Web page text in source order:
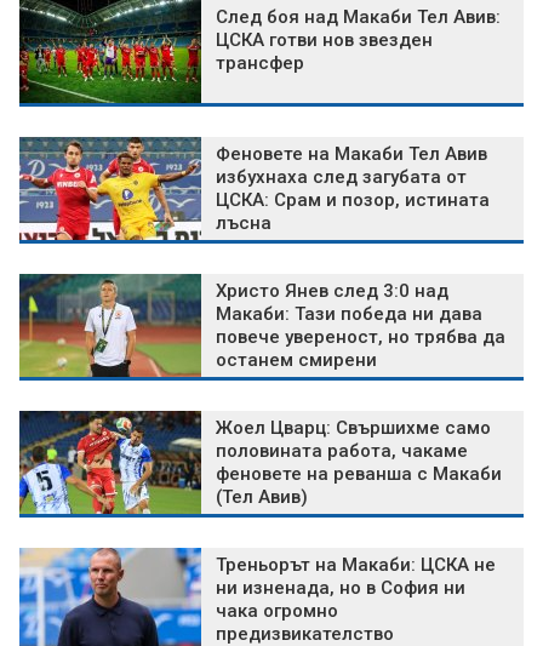
След боя над Макаби Тел Авив:
ЦСКА готви нов звезден
трансфер
Феновете на Макаби Тел Авив
избухнаха след загубата от
ЦСКА: Срам и позор, истината
лъсна
Христо Янев след 3:0 над
Макаби: Тази победа ни дава
повече увереност, но трябва да
останем смирени
Жоел Цварц: Свършихме само
половината работа, чакаме
феновете на реванша с Макаби
(Тел Авив)
Треньорът на Макаби: ЦСКА не
ни изненада, но в София ни
чака огромно
предизвикателство